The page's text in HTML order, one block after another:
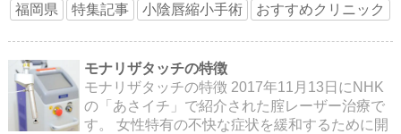
福岡県
特集記事 小陰唇縮小手術 おすすめクリニック
モナリザタッチの特徴
モナリザタッチの特徴 2017年11月13日にNHK
の「あさイチ」で紹介された腟レーザー治療で
す。 女性特有の不快な症状を緩和するために開